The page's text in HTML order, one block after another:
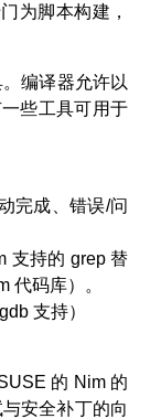
为脚本构建，
编译器允许以
些工具可用于
完成、错误/问
支持的 grep 替
代码库）。
支持）
的 Nim 的
安全补丁的向